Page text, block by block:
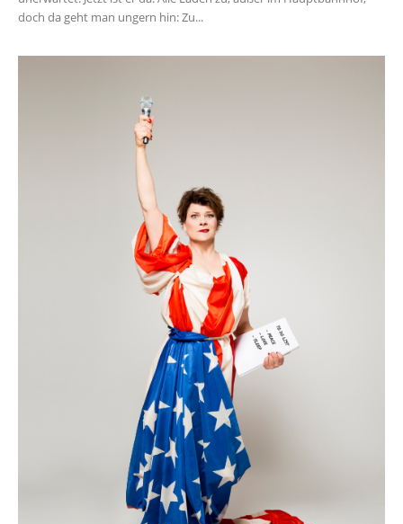
doch da geht man ungern hin: Zu...